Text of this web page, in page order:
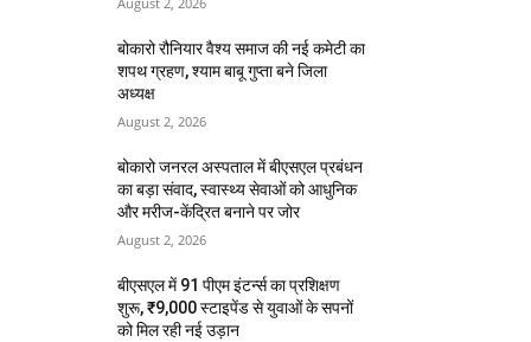
बोकारो रौनियार वैश्य समाज की नई कमेटी का
शपथ ग्रहण, श्याम बाबू गुप्ता बने जिला
अध्यक्ष
August 2, 2026
बोकारो जनरल अस्पताल में बीएसएल प्रबंधन
का बड़ा संवाद, स्वास्थ्य सेवाओं को आधुनिक
और मरीज-केंद्रित बनाने पर जोर
August 2, 2026
बीएसएल में 91 पीएम इंटर्न्स का प्रशिक्षण
शुरू, ₹9,000 स्टाइपेंड से युवाओं के सपनों
को मिल रही नई उड़ान